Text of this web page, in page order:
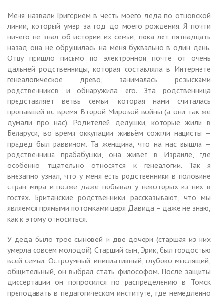
Меня назвали Григорием в честь моего деда по отцовской
линии, который умер за год до моего рождения. Я почти
ничего не знал об истории их семьи, пока лет пятнадцать
назад она не обрушилась на меня буквально в один день.
Отцу пришло письмо по электронной почте от очень
дальней родственницы, которая составляла в Интернете
генеалогическое древо, занималась розысками
родственников и обнаружила его. Эта родственница
представляет ветвь семьи, которая нами считалась
пропавшей во время Второй Мировой войны (а они так же
думали про нас). Родителей дедушки, которые жили в
Беларуси, во время оккупации живьём сожгли нацисты –
прадед был раввином. Та женщина, что на нас вышла –
родственница прабабушки, она живёт в Израиле, где
особенно тщательно относятся к генеалогии. Так я
внезапно узнал, что у меня есть родственники в половине
стран мира и позже даже побывал у некоторых из них в
гостях. Британские родственники рассказывают, что мы
являемся прямыми потомками царя Давида – даже не знаю,
как к этому относиться.
У деда было трое сыновей и две дочери (старшая из них
умерла совсем молодой). Старший сын, Эрик, был гордостью
всей семьи. Остроумный, инициативный, глубоко мыслящий,
общительный, он выбрал стать философом. После защиты
диссертации он попросился по распределению в Томск
преподавать в педагогическом институте, где немедленно